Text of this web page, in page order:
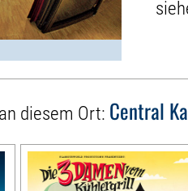
diesem Ort: Central